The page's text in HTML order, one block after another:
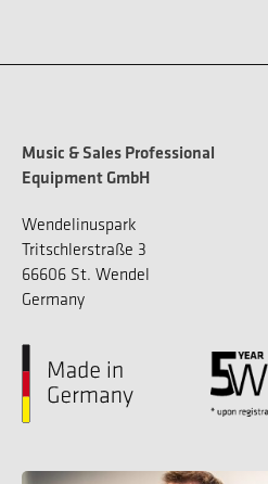
Music & Sales Professional
Equipment GmbH
Wendelinuspark
Tritschlerstraße 3
66606 St. Wendel
Germany